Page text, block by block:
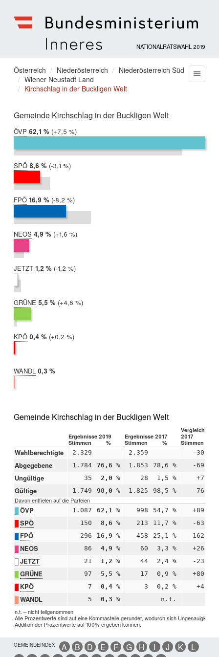
für
Inneres
NATIONALRATSWAHL 2019
Sie
befinden
sich
Österreich Niederösterreich
Niederösterreich Süd
Wiener Neustadt Land
Kirchschlag in der Buckligen Welt
Gemeinde Kirchschlag in der Buckligen Welt
ÖVP 2019:
62,1 %
2017:
54,7 %
Differenz:
+7,5 %
SPÖ 2019:
8,6 %
2017:
11,7 %
Differenz:
-3,1 %
FPÖ 2019:
16,9 %
2017:
25,1 %
Differenz:
-8,2 %
NEOS 2019:
4,9 %
2017:
3,3 %
Differenz:
+1,6 %
JETZT 2019:
1,2 %
2017:
2,4 %
Differenz:
-1,2 %
GRÜNE 2019:
5,5 %
2017:
0,9 %
Differenz:
+4,6 %
KPÖ 2019:
0,4 %
2017:
0,2 %
Differenz:
+0,2 %
WANDL 2019:
0,3 %
Gemeinde Kirchschlag in der Buckligen Welt
Ergebnisse 2019 Ergebnisse 2017
Vergleich
2017
Stimmen
% Stimmen % Stimmen
Wahlberechtigte 2.329 2.359 -30
Abgegebene 1.784 76,6 % 1.853 78,6 % -69
Ungültige 35 2,0 % 28 1,5 % +7
Gültige 1.749 98,0 % 1.825 98,5 % -76
Davon entfielen auf die Parteien
ÖVP 1.087 62,1 % 998 54,7 % +89
SPÖ 150 8,6 % 213 11,7 % -63
FPÖ 296 16,9 % 458 25,1 % -162
NEOS 86 4,9 % 60 3,3 % +26
JETZT 21 1,2 % 44 2,4 % -23
GRÜNE 97 5,5 % 17 0,9 % +80
KPÖ 7 0,4 % 3 0,2 % +4
WANDL 5 0,3 % n.t.
n.t. – nicht teilgenommen
Alle Prozentwerte sind auf eine Kommastelle gerundet, wodurch sich
Addition der Prozentwerte auf 100% ergeben können.
GEMEINDEINDEX A B D E F G H I J K
L